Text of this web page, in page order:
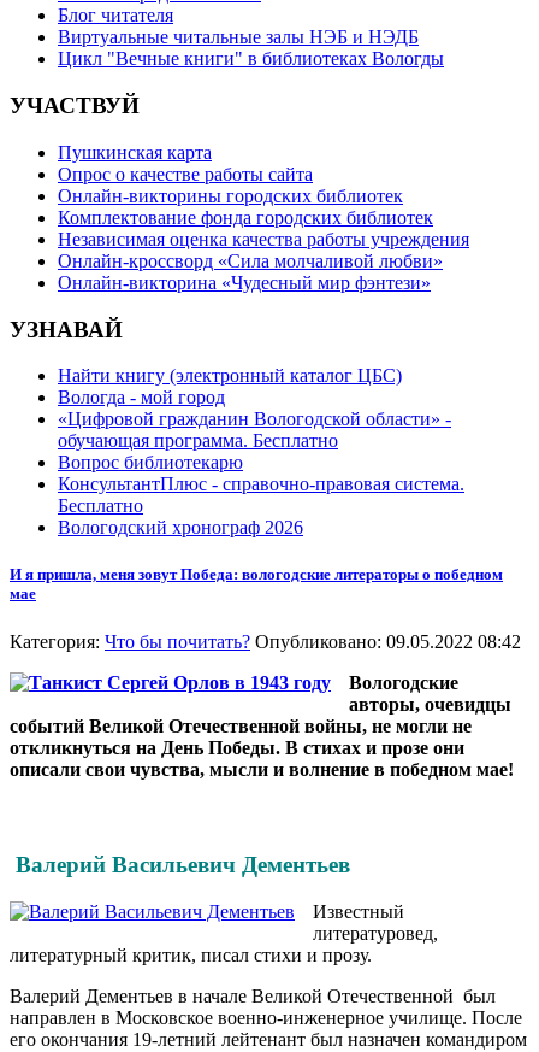
Блог читателя
Виртуальные читальные залы НЭБ и НЭДБ
Цикл "Вечные книги" в библиотеках Вологды
УЧАСТВУЙ
Пушкинская карта
Опрос о качестве работы сайта
Онлайн-викторины городских библиотек
Комплектование фонда городских библиотек
Независимая оценка качества работы учреждения
Онлайн-кроссворд «Сила молчаливой любви»
Онлайн-викторина «Чудесный мир фэнтези»
УЗНАВАЙ
Найти книгу (электронный каталог ЦБС)
Вологда - мой город
«Цифровой гражданин Вологодской области» -
обучающая программа. Бесплатно
Вопрос библиотекарю
КонсультантПлюс - справочно-правовая система.
Бесплатно
Вологодский хронограф 2026
И я пришла, меня зовут Победа: вологодские литераторы о победном
мае
Категория: Что бы почитать? Опубликовано: 09.05.2022 08:42
Вологодские
авторы, очевидцы
событий Великой Отечественной войны, не могли не
откликнуться на День Победы. В стихах и прозе они
описали свои чувства, мысли и волнение в победном мае!
Валерий Васильевич Дементьев
Известный
литературовед,
литературный критик, писал стихи и прозу.
Валерий Дементьев в начале Великой Отечественной был
направлен в Московское военно-инженерное училище. После
его окончания 19-летний лейтенант был назначен командиром